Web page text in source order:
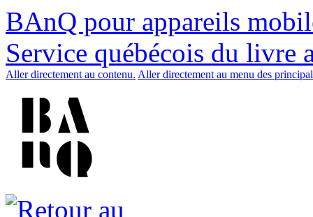
BAnQ pour appareils
Service québécois du livre
Aller directement au contenu. Aller directement au menu des